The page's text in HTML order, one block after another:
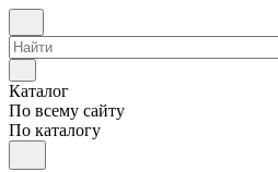
Каталог
По всему сайту
По каталогу